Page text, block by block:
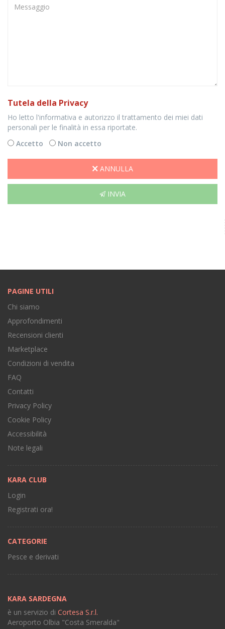
Tutela della Privacy
Ho letto l'informativa e autorizzo il trattamento dei miei dati
personali per le finalità in essa riportate.
Accetto
Non accetto
ANNULLA
INVIA
PAGINE UTILI
Chi siamo
Approfondimenti
Recensioni clienti
Marketplace
Condizioni di vendita
FAQ
Contatti
Privacy Policy
Cookie Policy
Accessibilità
Note legali
KARA CLUB
Login
Registrati ora!
CATEGORIE
Pesce e derivati
KARA SARDEGNA
è un servizio di Cortesa S.r.l.
Aeroporto Olbia "Costa Smeralda"